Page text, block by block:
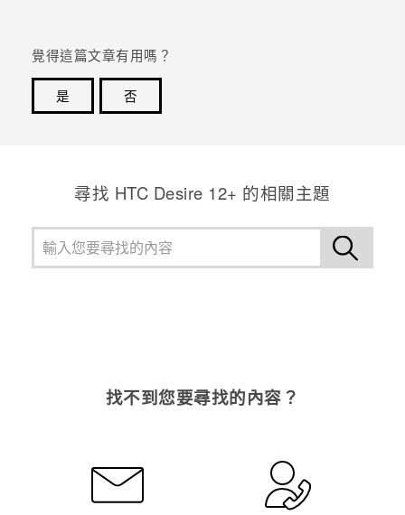
覺得這篇文章有用嗎？
是
否
尋找 HTC Desire 12+ 的相關主題
找不到您要尋找的內容？